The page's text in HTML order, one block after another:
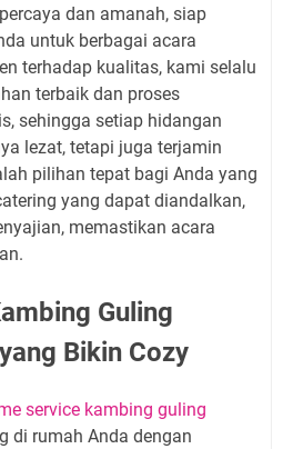
dan amanah, siap
untuk berbagai acara
terhadap kualitas, kami selalu
terbaik dan proses
sehingga setiap hidangan
lezat, tetapi juga terjamin
pilihan tepat bagi Anda yang
yang dapat diandalkan,
memastikan acara
Guling
Bikin Cozy
service kambing guling
di rumah Anda dengan